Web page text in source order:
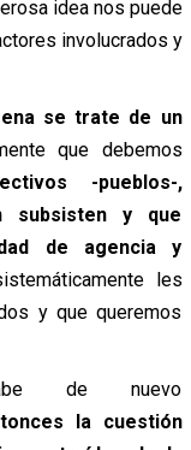
idea nos puede
involucrados y
se trate de un
que debemos
-pueblos-,
subsisten y que
de agencia y
les
y que queremos
de nuevo
la cuestión